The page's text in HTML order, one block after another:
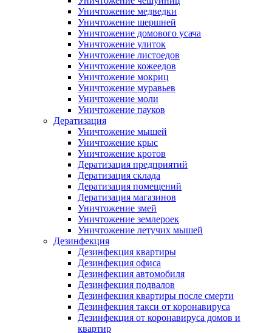
Уничтожение медведки
Уничтожение шершней
Уничтожение домового усача
Уничтожение улиток
Уничтожение листоедов
Уничтожение кожеедов
Уничтожение мокриц
Уничтожение муравьев
Уничтожение моли
Уничтожение пауков
Дератизация
Уничтожение мышей
Уничтожение крыс
Уничтожение кротов
Дератизация предприятий
Дератизация склада
Дератизация помещений
Дератизация магазинов
Уничтожение змей
Уничтожение землероек
Уничтожение летучих мышей
Дезинфекция
Дезинфекция квартиры
Дезинфекция офиса
Дезинфекция автомобиля
Дезинфекция подвалов
Дезинфекция квартиры после смерти
Дезинфекция такси от коронавируса
Дезинфекция от коронавируса домов и
квартир